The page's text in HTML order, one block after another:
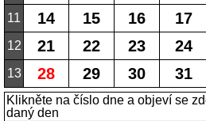
11 14 15 16 17
12 21 22 23 24
13 28 29 30 31
Klikněte na číslo dne a objeví se
daný den